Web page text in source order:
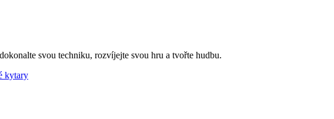
svou techniku, rozvíjejte svou hru a tvořte hudbu.
kytary